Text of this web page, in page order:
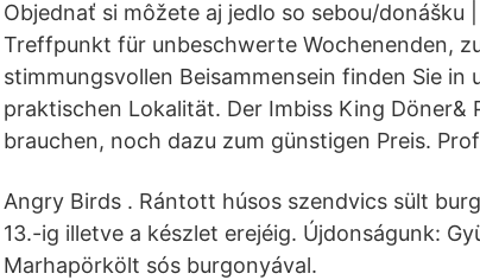
Objednať si môžete aj jedlo so sebou/
Treffpunkt für unbeschwerte Wochenenden,
stimmungsvollen Beisammensein finden Sie in
praktischen Lokalität. Der Imbiss King Döner&
brauchen, noch dazu zum günstigen Preis.
Angry Birds . Rántott húsos szendvics sült
13.-ig illetve a készlet erejéig. Újdonságunk:
Marhapörkölt sós burgonyával.